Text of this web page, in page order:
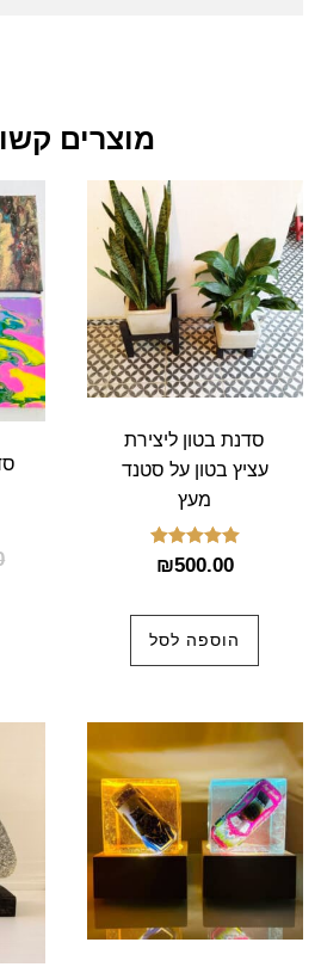
מוצרים
סדנת בטון ליצירת
עציץ בטון על סטנד
מעץ
דורג
5.00
₪500.00
הוספה לסל